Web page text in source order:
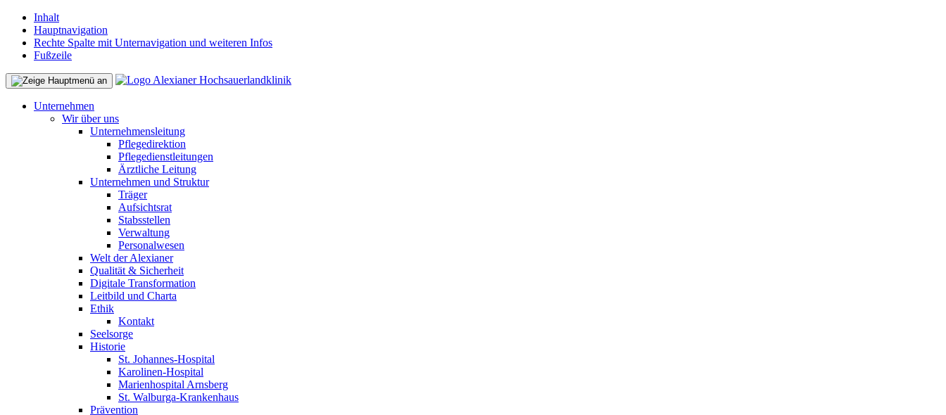
Inhalt
Hauptnavigation
Rechte Spalte mit Unternavigation und weiteren Infos
Fußzeile
Unternehmen
Wir über uns
Unternehmensleitung
Pflegedirektion
Pflegedienstleitungen
Ärztliche Leitung
Unternehmen und Struktur
Träger
Aufsichtsrat
Stabsstellen
Verwaltung
Personalwesen
Welt der Alexianer
Qualität & Sicherheit
Digitale Transformation
Leitbild und Charta
Ethik
Kontakt
Seelsorge
Historie
St. Johannes-Hospital
Karolinen-Hospital
Marienhospital Arnsberg
St. Walburga-Krankenhaus
Prävention